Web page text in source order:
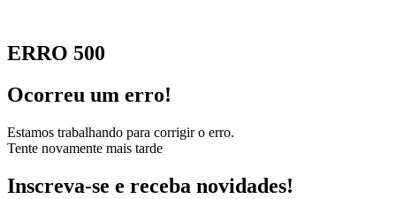
ERRO 500
Ocorreu um erro!
Estamos trabalhando para corrigir o erro.
Tente novamente mais tarde
Inscreva-se e receba novidades!